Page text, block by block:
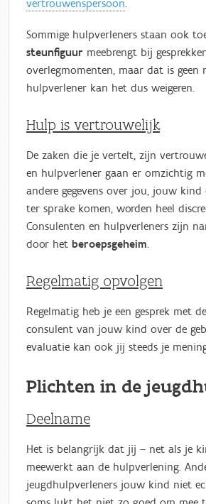
vertrouwenspersoon.
Sommige hulpverleners staan ook
steunfiguur meebrengt bij
overlegmomenten, maar dat is geen
hulpverlener kan het dus weigeren.
Hulp is vertrouwelijk
De zaken die je vertelt, zijn
en hulpverlener gaan er omzichtig
andere gegevens over jou, jouw
ter sprake komen, worden heel
Consulenten en hulpverleners zijn
door het beroepsgeheim.
Regelmatig opvolgen
Regelmatig heb je een gesprek met
consulent van jouw kind over de
evaluatie kan ook jij steeds je
Plichten in de
Deelname
Het is belangrijk dat jij – net als je
meewerkt aan de hulpverlening.
jeugdhulpverleners jouw kind niet